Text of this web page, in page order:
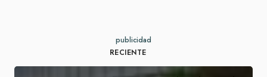
publicidad
RECIENTE